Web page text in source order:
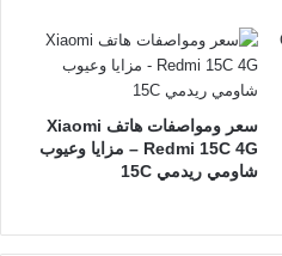
سعر ومواصفات هاتف Xiaomi
Redmi 15C 4G – مزايا وعيوب
شاومي ريدمي 15C